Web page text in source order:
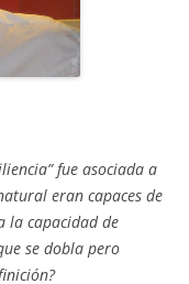
fue asociada a
eran capaces de
la capacidad de
se dobla pero